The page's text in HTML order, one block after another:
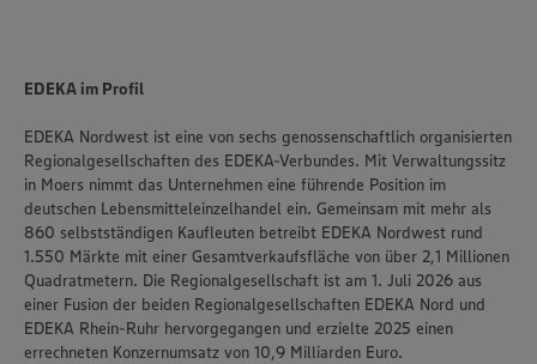
EDEKA im Profil
EDEKA Nordwest ist eine von sechs genossenschaftlich organisierten
Regionalgesellschaften des EDEKA-Verbundes. Mit Verwaltungssitz
in Moers nimmt das Unternehmen eine führende Position im
deutschen Lebensmitteleinzelhandel ein. Gemeinsam mit mehr als
860 selbstständigen Kaufleuten betreibt EDEKA Nordwest rund
1.550 Märkte mit einer Gesamtverkaufsfläche von über 2,1 Millionen
Quadratmetern. Die Regionalgesellschaft ist am 1. Juli 2026 aus
einer Fusion der beiden Regionalgesellschaften EDEKA Nord und
EDEKA Rhein-Ruhr hervorgegangen und erzielte 2025 einen
errechneten Konzernumsatz von 10,9 Milliarden Euro.